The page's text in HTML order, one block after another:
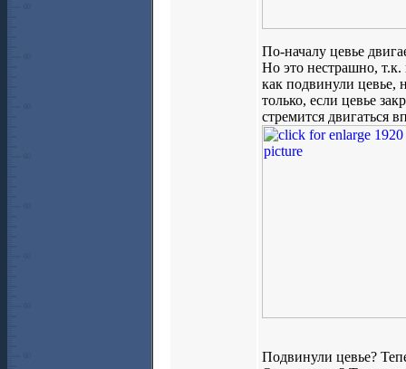
По-началу цевье
Но это нестрашно, т.к.
как подвинули цевье,
только, если цевье
стремится двигаться
Подвинули цевье?